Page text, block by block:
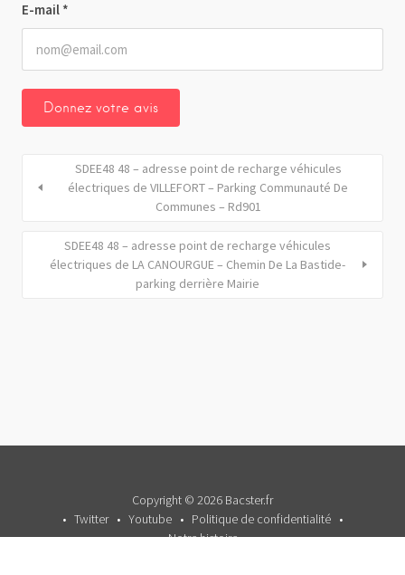
E-mail *
SDEE48 48 – adresse point de recharge véhicules
électriques de VILLEFORT – Parking Communauté De
Communes – Rd901
SDEE48 48 – adresse point de recharge véhicules
électriques de LA CANOURGUE – Chemin De La Bastide-
parking derrière Mairie
Copyright © 2026 Bacster.fr
Twitter
Youtube
Politique de confidentialité
Notre histoire